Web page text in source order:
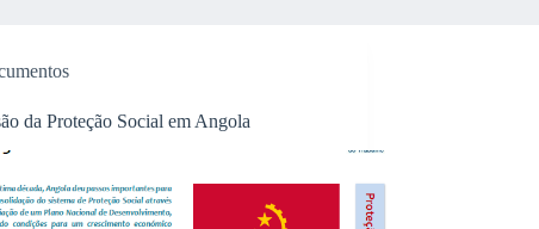
da Proteção Social em Angola